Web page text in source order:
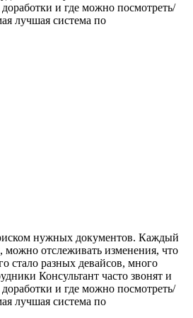
и где можно посмотреть/
лучшая система по
нужных документов. Каждый
можно отслеживать изменения, что
стало разных девайсов, много
Консультант часто звонят и
и где можно посмотреть/
лучшая система по